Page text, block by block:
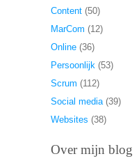
Content (50)
MarCom (12)
Online (36)
Persoonlijk (53)
Scrum (112)
Social media(39)
Websites (38)
Over mijn blog